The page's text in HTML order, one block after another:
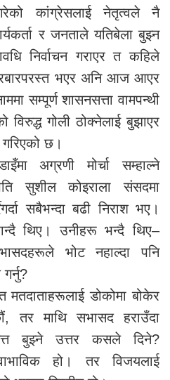
कांग्रेसलाई नेतृत्वले नै
र जनताले यतिबेला बुझ्न
निर्वाचन गराएर त कहिले
भएर अनि आज आएर
सम्पूर्ण शासनसत्ता वामपन्थी
गोली ठोक्नेलाई बुझाएर
छ।
अग्रणी मोर्चा सम्हाल्ने
सुशील कोइराला संसदमा
सबैभन्दा बढी निराश भए।
थिए। उनीहरू भन्दै थिए–
भोट नहाल्दा पनि
डोकोमा बोकेर
तर माथि सभासद हराउँदा
बुझ्ने उत्तर कसले दिने?
हो। तर विजयलाई